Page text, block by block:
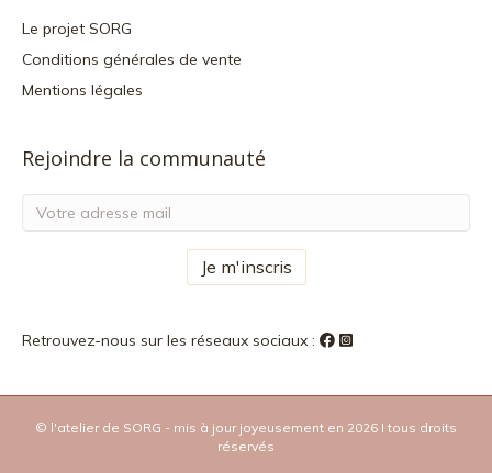
Le projet SORG
Conditions générales de vente
Mentions légales
Rejoindre la communauté
Retrouvez-nous sur les réseaux sociaux :
© l'atelier de SORG - mis à jour joyeusement en 2026 I tous droits
réservés